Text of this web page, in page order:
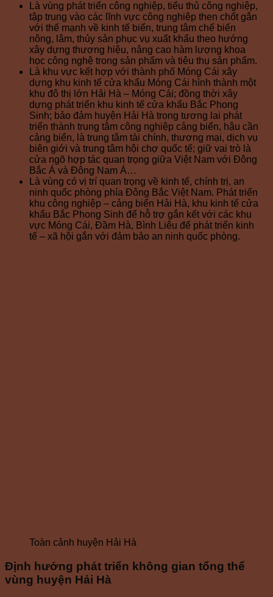
Là vùng phát triển công nghiệp, tiểu thủ công nghiệp,
tập trung vào các lĩnh vực công nghiệp then chốt gắn
với thế mạnh về kinh tế biển, trung tâm chế biến
nông, lâm, thủy sản phục vụ xuất khẩu theo hướng
xây dựng thương hiệu, nâng cao hàm lượng khoa
học công nghệ trong sản phẩm và tiêu thụ sản phẩm.
Là khu vực kết hợp với thành phố Móng Cái xây
dựng khu kinh tế cửa khẩu Móng Cái hình thành một
khu đô thị lớn Hải Hà – Móng Cái; đồng thời xây
dựng phát triển khu kinh tế cửa khẩu Bắc Phong
Sinh; bảo đảm huyện Hải Hà trong tương lai phát
triển thành trung tâm công nghiệp cảng biển, hậu cần
cảng biển, là trung tâm tài chính, thương mại, dịch vụ
biên giới và trung tâm hội chợ quốc tế; giữ vai trò là
cửa ngõ hợp tác quan trọng giữa Việt Nam với Đông
Bắc Á và Đông Nam Á…
Là vùng có vị trí quan trọng về kinh tế, chính trị, an
ninh quốc phòng phía Đông Bắc Việt Nam. Phát triển
khu công nghiệp – cảng biển Hải Hà, khu kinh tế cửa
khẩu Bắc Phong Sinh để hỗ trợ gắn kết với các khu
vực Móng Cái, Đầm Hà, Bình Liêu để phát triển kinh
tế – xã hội gắn với đảm bảo an ninh quốc phòng.
Toàn cảnh huyện Hải Hà
Định hướng phát triển không gian tổng thể
vùng huyện Hải Hà